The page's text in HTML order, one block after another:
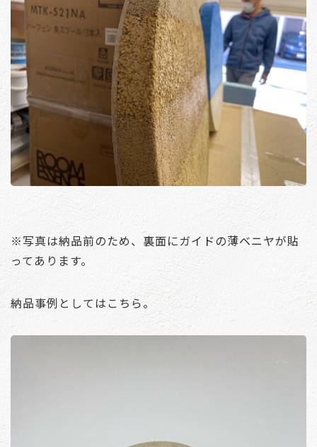
※写真は納品前のため、裏面にガイドの薄ベニヤが貼
ってあります。
納品事例としてはこちら。